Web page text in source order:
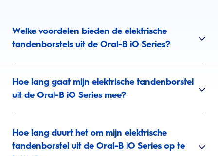
Welke voordelen bieden de elektrische
tandenborstels uit de Oral-B iO Series?
Hoe lang gaat mijn elektrische tandenborstel
uit de Oral-B iO Series mee?
Hoe lang duurt het om mijn elektrische
tandenborstel uit de Oral-B iO Series op te